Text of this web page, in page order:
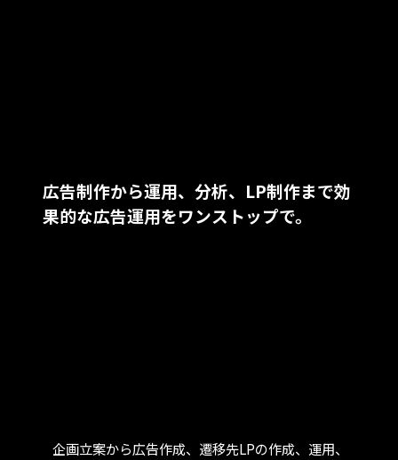
広告制作から運用、分析、LP制作まで効
果的な広告運用をワンストップで。
企画立案から広告作成、遷移先LPの作成、運用、